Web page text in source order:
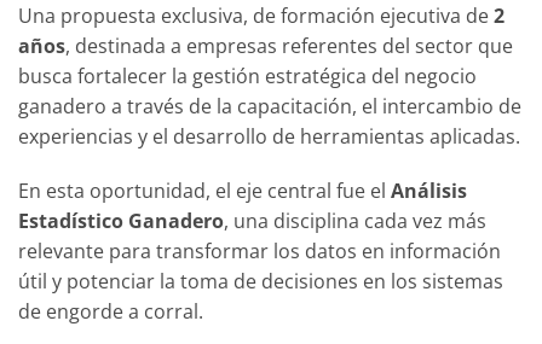
Una propuesta exclusiva, de formación ejecutiva de2
años, destinada a empresas referentes del sector que
busca fortalecer la gestión estratégica del negocio
ganadero a través de la capacitación, el intercambio de
experiencias y el desarrollo de herramientas aplicadas.
En esta oportunidad, el eje central fue el Análisis
Estadístico Ganadero, una disciplina cada vez más
relevante para transformar los datos en información
útil y potenciar la toma de decisiones en los sistemas
de engorde a corral.